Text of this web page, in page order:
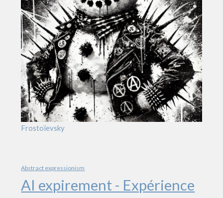
Frostoïevsky
Abstract expressionism
AI expirement - Expérience